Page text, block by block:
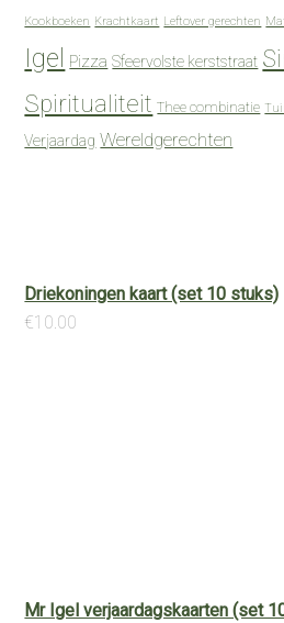
Kookboeken Krachtkaart Leftover gerechten
Igel
Pizza Sfeervolste kerststraat
Spiritualiteit Thee combinatie
Verjaardag Wereldgerechten
Driekoningen kaart (set 10 stuks)
€10.00
Mr Igel verjaardagskaarten (set